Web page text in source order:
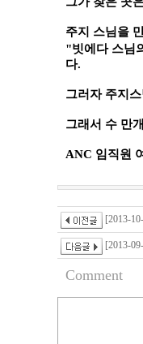
주지 스님을
"빗에다 스님
다.
그러자 주지
그래서 수 만
ANC 임직원
[2013-
[2013-
Comment